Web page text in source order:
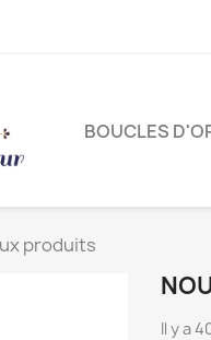
BOUCLES
produits
Il y a